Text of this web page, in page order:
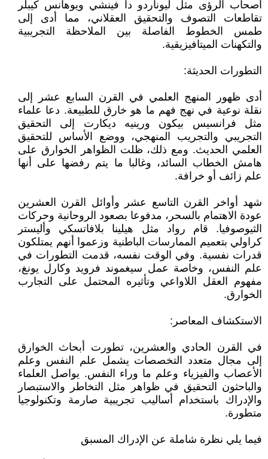
أصحاب الرؤى مثل ليوناردو دا فينشي ويوهانس كيبلر
تقاطعات التصوف والتحقيق العقلاني، مما أدى إلى
طمس الخطوط الفاصلة بين الملاحظة التجريبية
والتكهنات الميتافيزيقية.
التطورات الحديثة:
أدى ظهور المنهج العلمي في القرن السابع عشر إلى
نقلة نوعية في نهج فهم ما هو خارق للطبيعة. دعا علماء
مثل فرانسيس بيكون ورينيه ديكارت إلى التحقيق
التجريبي والتجريب المنهجي، ووضع الأساس للتحقيق
العلمي الحديث. ومع ذلك، ظلت الظواهر الخوارق على
هامش الخطاب السائد، وغالبا ما يتم رفضها على أنها
علم زائف أو خرافة.
شهد أواخر القرن التاسع عشر وأوائل القرن العشرين
عودة الاهتمام بالسحر، مدفوعا بصعود الروحانية وحركات
الثيوصوفيا. قام رواد مثل هيلينا بلافاتسكي وأليستر
كراولي بتعميم الممارسات الباطنية وزعموا أنهم يمتلكون
قدرات نفسية. وفي الوقت نفسه، قدمت التطورات في
علم النفس، وخاصة عمل سيغموند فرويد وكارل يونغ،
مفهوم العقل اللاواعي وتأثيره المحتمل على التجارب
الخوارق.
الاستكشاف المعاصر:
في القرن الحادي والعشرين، تطورت أبحاث الخوارق
إلى مجال متعدد التخصصات يشمل علم النفس وعلم
الأعصاب والفيزياء وعلم ما وراء النفس. يواصل العلماء
والباحثون التحقيق في ظواهر مثل التخاطر والاستبصار
والإدراك باستخدام أساليب تجريبية صارمة وتكنولوجيا
متطورة.
فيما يلي نظرة شاملة عن الإدراك المسبق